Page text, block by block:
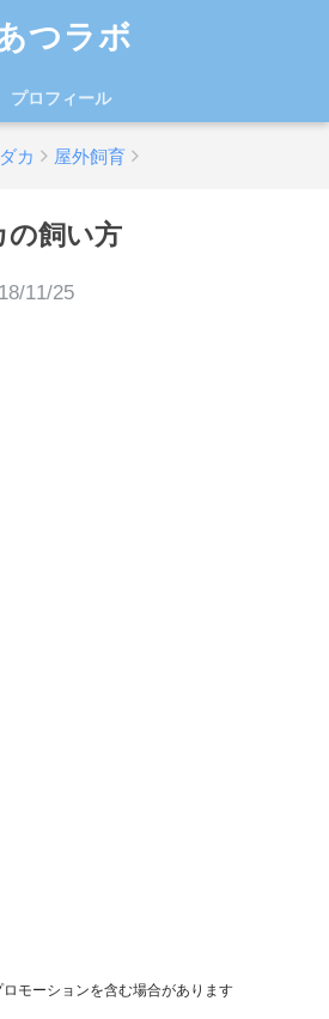
つラボ
プロフィール
カ 屋外飼育
の飼い方
11/25
モーションを含む場合があります